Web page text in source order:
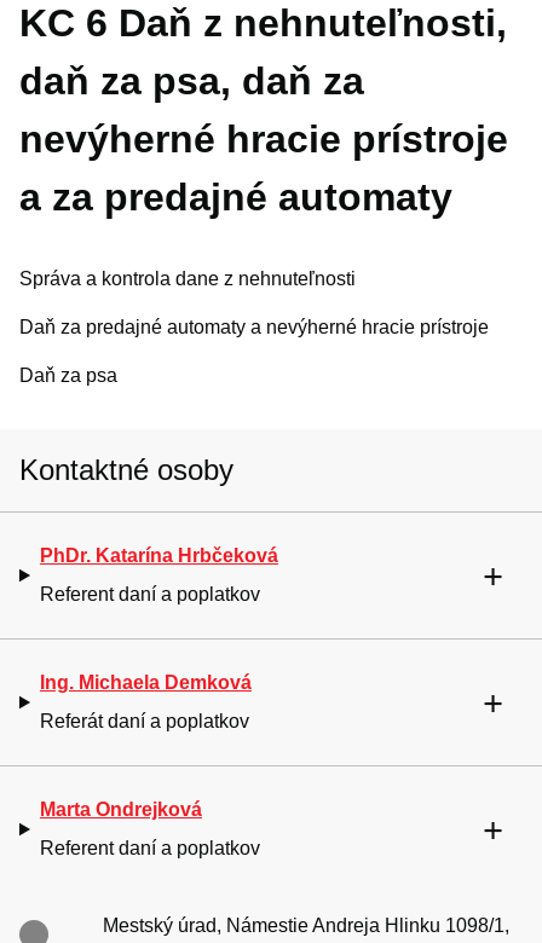
Prednosta úradu
Projekty a granty
Oznamy mesta
Životné situácie
Pracuj pre mesto
KC 6 Daň z nehnuteľnosti,
daň za psa, daň za
nevýherné hracie prístroje
a za predajné automaty
Správa a kontrola dane z nehnuteľnosti
Daň za predajné automaty a nevýherné hracie prístroje
Daň za psa
Kontaktné osoby
PhDr. Katarína Hrbčeková
Referent daní a poplatkov
Ing. Michaela Demková
Referát daní a poplatkov
Marta Ondrejková
Referent daní a poplatkov
Mestský úrad, Námestie Andreja Hlinku 1098/1,